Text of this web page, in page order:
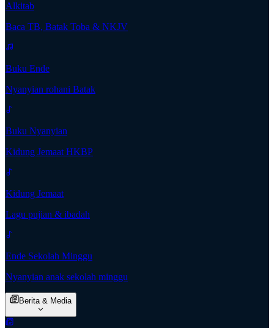
Alkitab
Baca TB, Batak Toba & NKJV
Buku Ende
Nyanyian rohani Batak
Buku Nyanyian
Kidung Jemaat HKBP
Kidung Jemaat
Lagu pujian & ibadah
Ende Sekolah Minggu
Nyanyian anak sekolah minggu
Berita & Media